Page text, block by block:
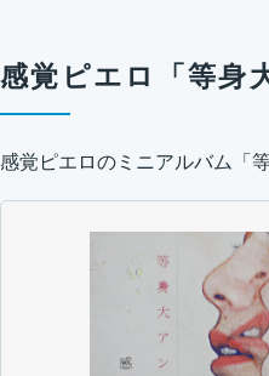
感覚ピエロ「等身
感覚ピエロのミニアルバム「